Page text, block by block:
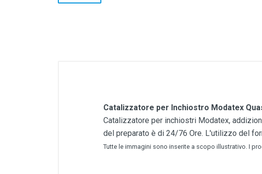
Catalizzatore per Inchiostro Modatex
Catalizzatore per inchiostri Modatex,
del preparato è di 24/76 Ore. L'utilizzo del
Tutte le immagini sono inserite a scopo illustrativo. I